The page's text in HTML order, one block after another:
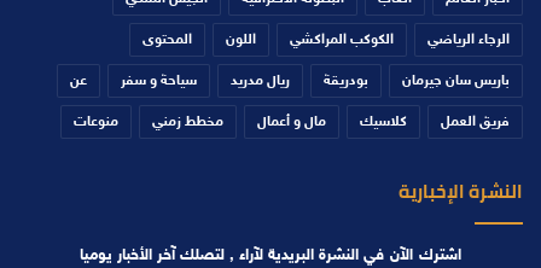
الرجاء الرياضي الكوكب المراكشي اللون المحتوى
باريس سان جيرمان بودريقة ريال مدريد سياحة و سفر عن
فريق العمل كلاسيك مال و أعمال مخطط زمني منوعات
النشرة الإخبارية
اشترك الآن في النشرة البريدية لآراء , لتصلك آخر الأخبار يوميا